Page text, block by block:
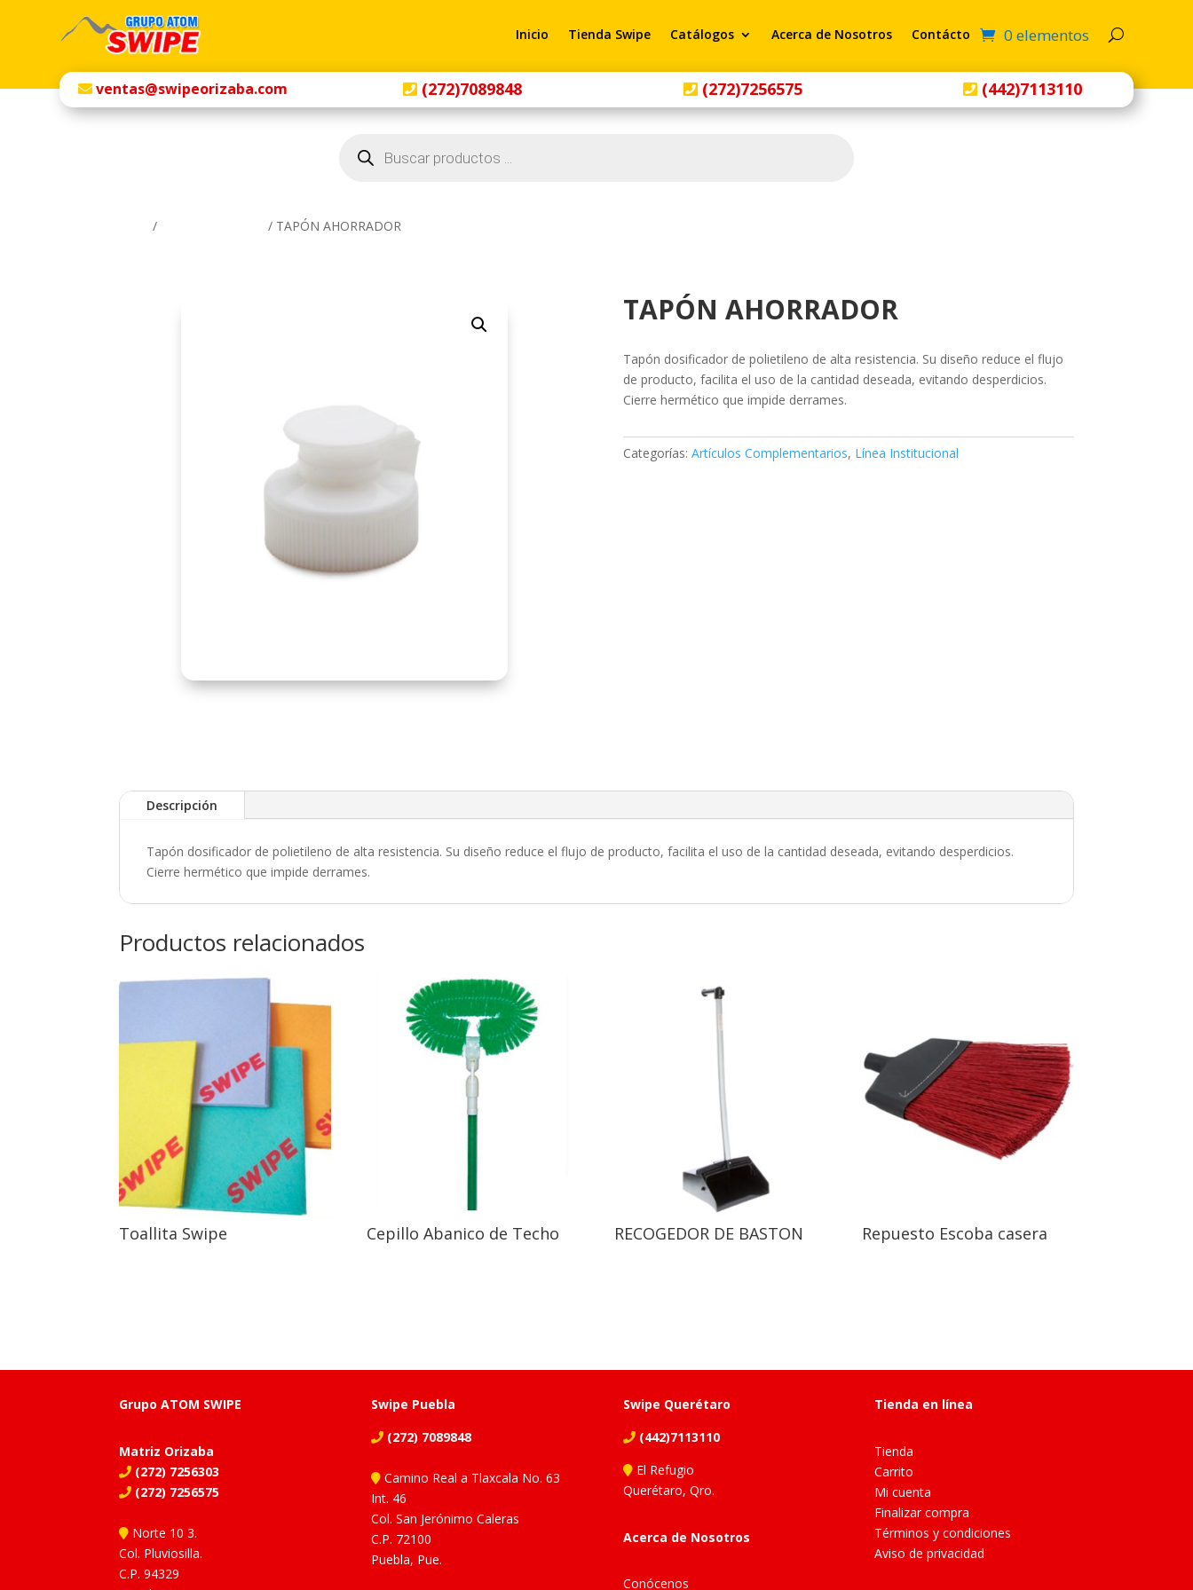
Inicio Tienda Swipe Catálogos Acerca de Nosotros Contácto 0 elementos
ventas@swipeorizaba.com (272)7089848 (272)7256575 (442)7113110
productos
/ / TAPÓN AHORRADOR
TAPÓN AHORRADOR
Tapón dosificador de polietileno de alta resistencia. Su diseño reduce el flujo
de producto, facilita el uso de la cantidad deseada, evitando desperdicios.
Cierre hermético que impide derrames.
Categorías: Artículos Complementarios, Línea Institucional
Descripción
Tapón dosificador de polietileno de alta resistencia. Su diseño reduce el flujo de producto, facilita el uso de la cantidad deseada, evitando desperdicios.
Cierre hermético que impide derrames.
Productos relacionados
Toallita Swipe Cepillo Abanico de Techo RECOGEDOR DE BASTON Repuesto Escoba casera
Grupo ATOM SWIPE
Matriz Orizaba
(272) 7256303
(272) 7256575
Norte 10 3.
Col. Pluviosilla.
C.P. 94329
Swipe Puebla
(272) 7089848
Camino Real a Tlaxcala No. 63
Int. 46
Col. San Jerónimo Caleras
C.P. 72100
Puebla, Pue.
Swipe Querétaro
(442)7113110
El Refugio
Querétaro, Qro.
Acerca de Nosotros
Conócenos
Tienda en línea
Tienda
Carrito
Mi cuenta
Finalizar compra
Términos y condiciones
Aviso de privacidad